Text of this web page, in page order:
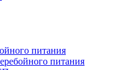
питания
питания